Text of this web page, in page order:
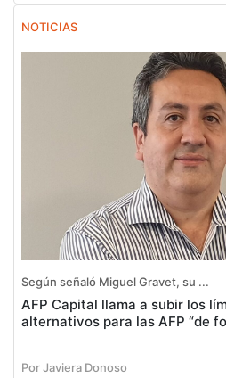
NOTICIAS
Según señaló Miguel Gravet, su ...
AFP Capital llama a subir los
alternativos para las AFP “de
Por Javiera Donoso